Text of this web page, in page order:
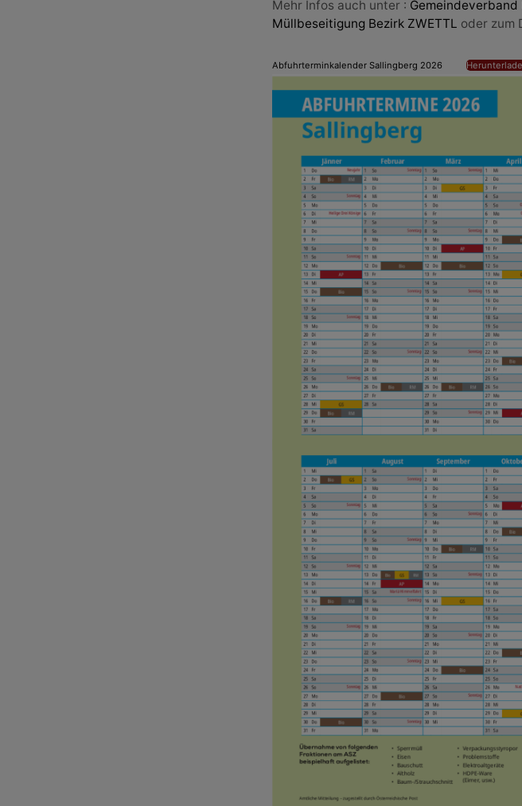
Medikamente gegen Verstopfung bei
Medikamente gegen Sodbrennen
Mehr Infos auch unter :
Müllbeseitigung Bezirk ZWETTL oder zum
Abfuhrterminkalender Sallingberg 2026